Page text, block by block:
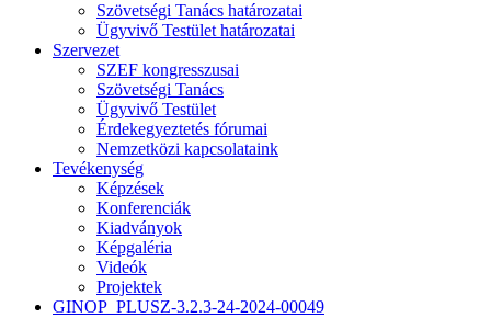
Szövetségi Tanács határozatai
Ügyvivő Testület határozatai
Szervezet
SZEF kongresszusai
Szövetségi Tanács
Ügyvivő Testület
Érdekegyeztetés fórumai
Nemzetközi kapcsolataink
Tevékenység
Képzések
Konferenciák
Kiadványok
Képgaléria
Videók
Projektek
GINOP_PLUSZ-3.2.3-24-2024-00049